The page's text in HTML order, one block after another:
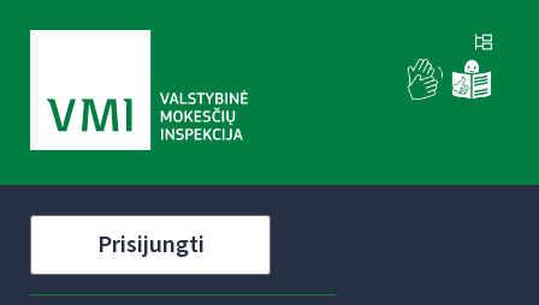
Prisijungti